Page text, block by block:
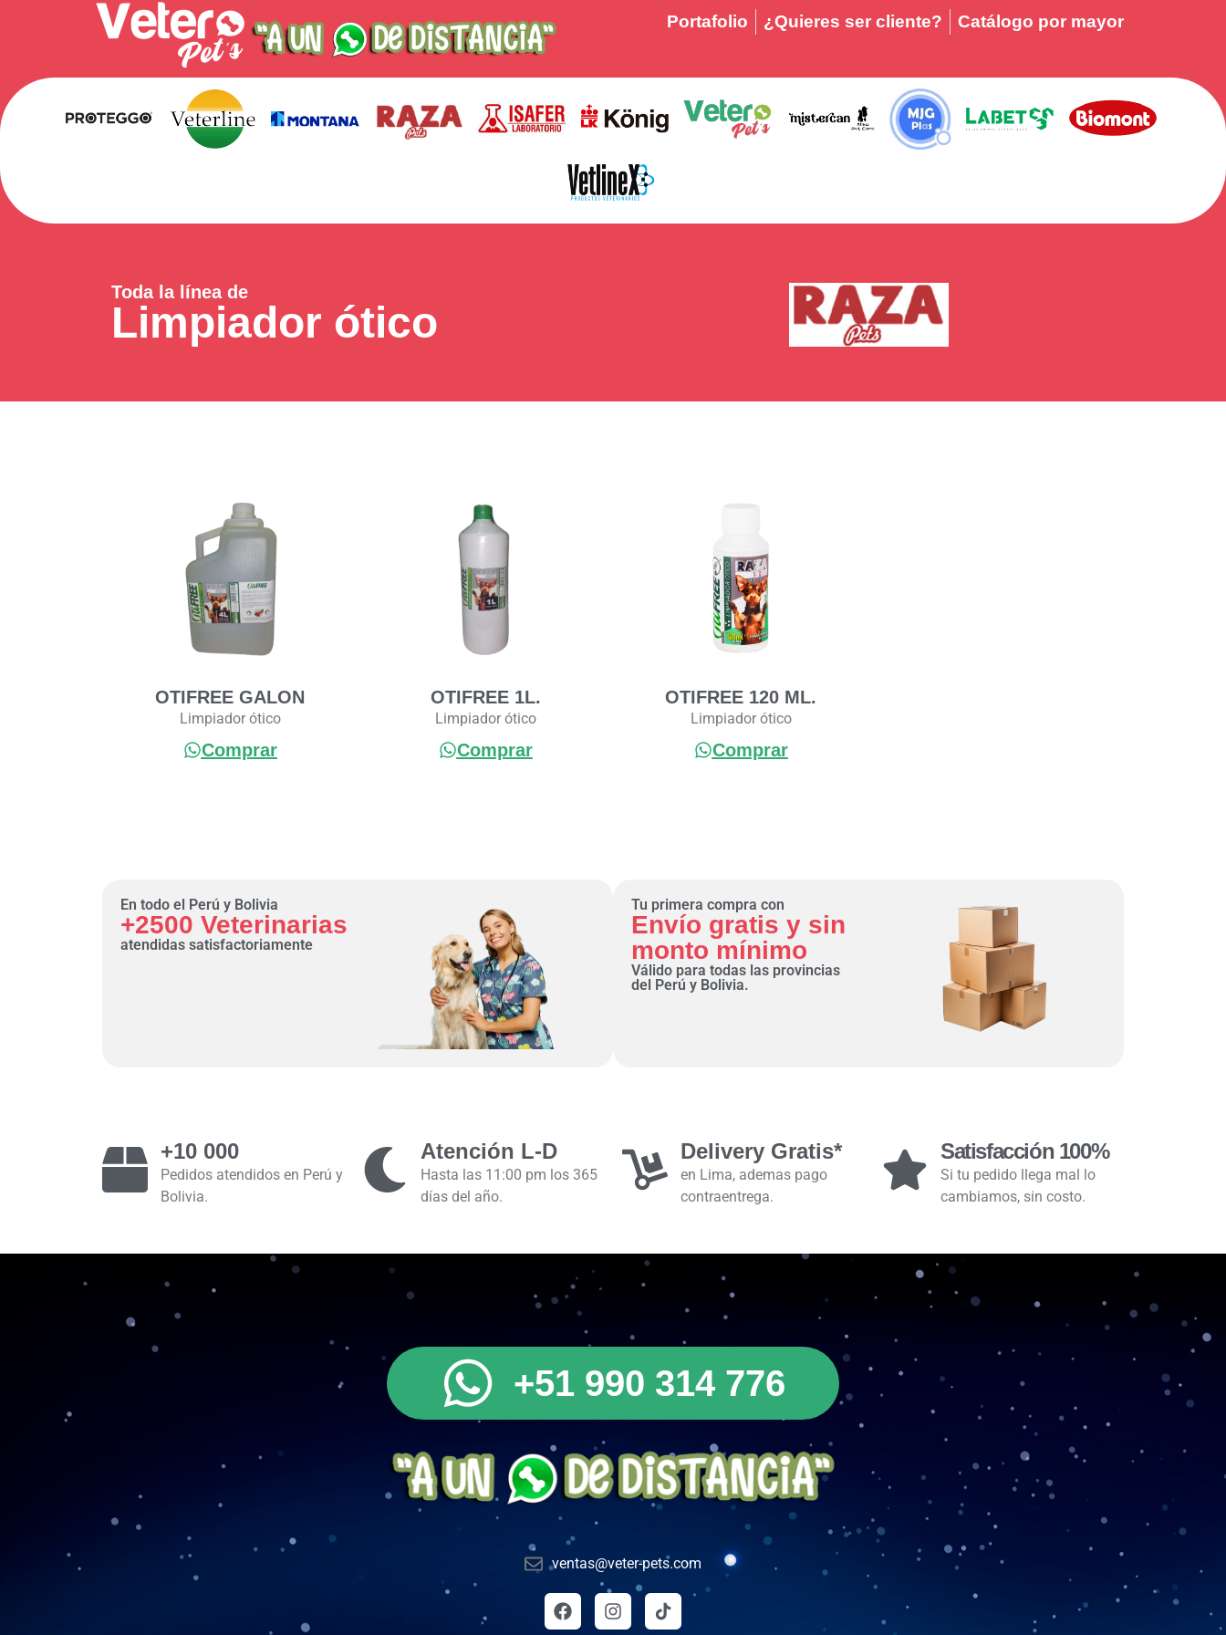
Portafolio ¿Quieres ser cliente? Catálogo por mayor
Toda la línea de
Limpiador ótico
OTIFREE GALON
Limpiador ótico
Comprar
OTIFREE 1L.
Limpiador ótico
Comprar
OTIFREE 120 ML.
Limpiador ótico
Comprar
En todo el Perú y Bolivia
+2500 Veterinarias
atendidas satisfactoriamente
Tu primera compra con
Envío gratis y sin
monto mínimo
Válido para todas las provincias
del Perú y Bolivia.
+10 000
Pedidos atendidos en Perú y
Bolivia.
Atención L-D
Hasta las 11:00 pm los 365
días del año.
Delivery Gratis*
en Lima, ademas pago
contraentrega.
Satisfacción 100%
Si tu pedido llega mal lo
cambiamos, sin costo.
+51 990 314 776
ventas@veter-pets.com